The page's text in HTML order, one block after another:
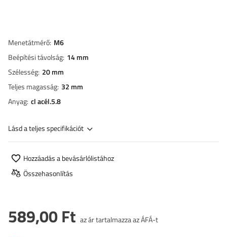
Menetátmérő M6
Beépítési távolság 14 mm
Szélesség 20 mm
Teljes magasság 32 mm
Anyag cl acél.5.8
Lásd a teljes specifikációt
Hozzáadás a bevásárlólistához
Összehasonlítás
589,00 Ft az ár tartalmazza az ÁFÁ-t